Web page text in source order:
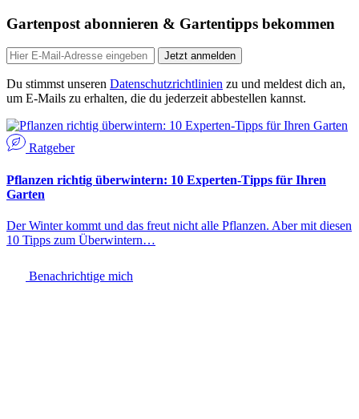
Gartenpost abonnieren & Gartentipps bekommen
Jetzt anmelden
Du stimmst unseren Datenschutzrichtlinien zu und meldest dich an,
um E-Mails zu erhalten, die du jederzeit abbestellen kannst.
Ratgeber
Pflanzen richtig überwintern: 10 Experten-Tipps für Ihren
Garten
Der Winter kommt und das freut nicht alle Pflanzen. Aber mit diesen
10 Tipps zum Überwintern…
Benachrichtige mich